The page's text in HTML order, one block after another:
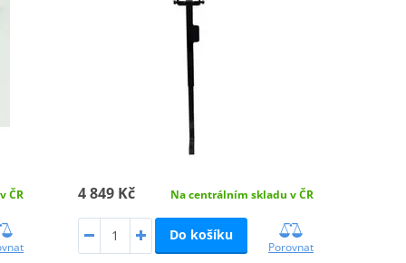
ČR 4 849 Kč Na centrálním skladu v ČR
Do košíku
Porovnat